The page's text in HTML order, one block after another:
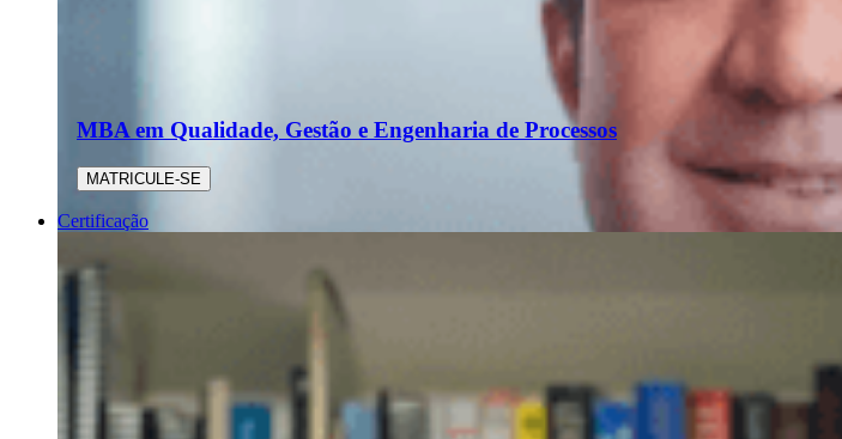
MBA em Qualidade, Gestão e Engenharia de Processos
MATRICULE-SE
Certificação